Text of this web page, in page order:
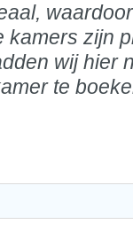
kamers zijn
wij hier
te